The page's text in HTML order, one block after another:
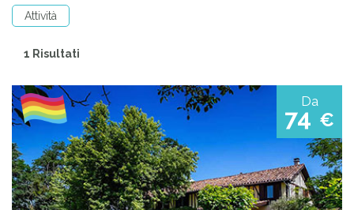
Attività
1 Risultati
Da
74 €